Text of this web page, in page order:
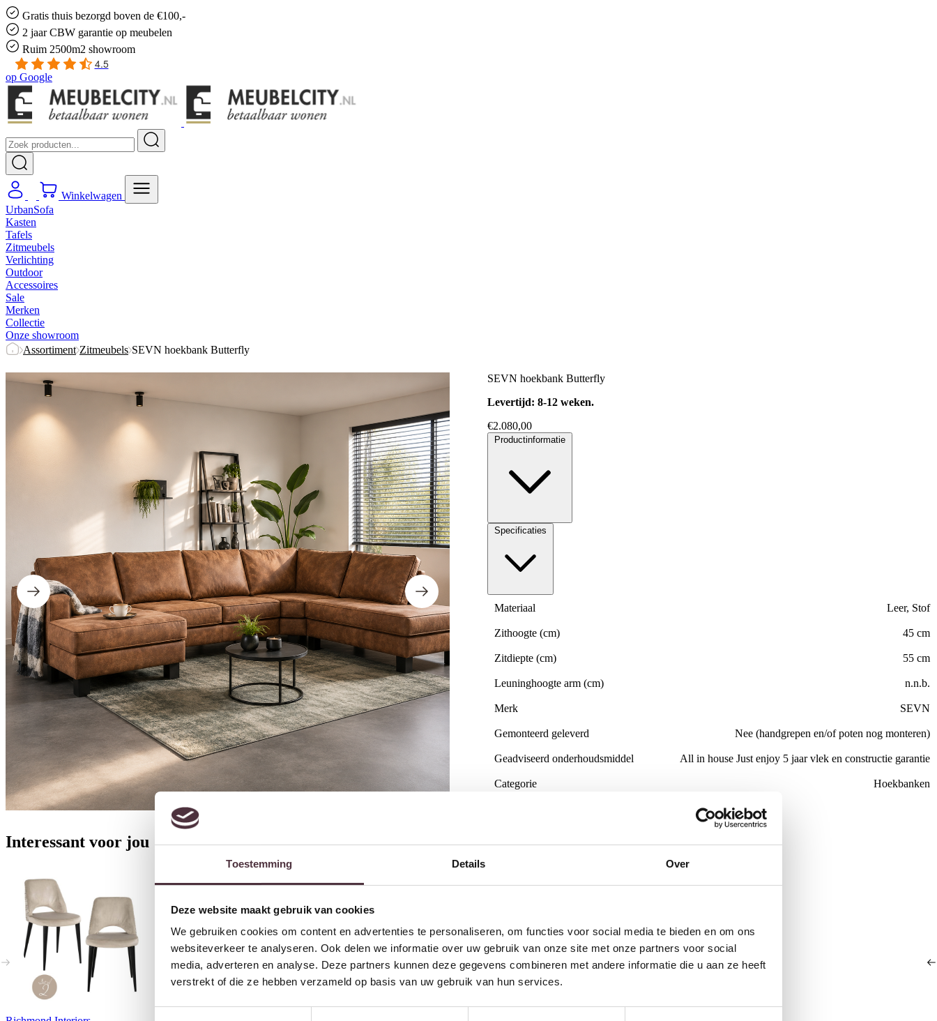
Toestemming Details Over
Deze website maakt gebruik van cookies
We gebruiken cookies om content en advertenties te personaliseren, om functies voor social media te bieden en om ons
websiteverkeer te analyseren. Ook delen we informatie over uw gebruik van onze site met onze partners voor social
media, adverteren en analyse. Deze partners kunnen deze gegevens combineren met andere informatie die u aan ze heeft
verstrekt of die ze hebben verzameld op basis van uw gebruik van hun services.
Gratis thuis bezorgd boven de €100,-
2 jaar CBW garantie op meubelen
Ruim 2500m2 showroom
4.5
op Google
Winkelwagen
UrbanSofa
Kasten
Tafels
Zitmeubels
Verlichting
Outdoor
Accessoires
Sale
Merken
Collectie
Onze showroom
Assortiment Zitmeubels SEVN hoekbank Butterfly
SEVN hoekbank Butterfly
Levertijd: 8-12 weken.
€2.080,00
Productinformatie
Specificaties
Materiaal Leer, Stof
Zithoogte (cm) 45 cm
Zitdiepte (cm) 55 cm
Leuninghoogte arm (cm) n.n.b.
Merk SEVN
Gemonteerd geleverd Nee (handgrepen en/of poten nog monteren)
Geadviseerd onderhoudsmiddel All in house Just enjoy 5 jaar vlek en constructie garantie
Categorie Hoekbanken
2 jaar CBWgarantieop meubelen
Interessant voor jou